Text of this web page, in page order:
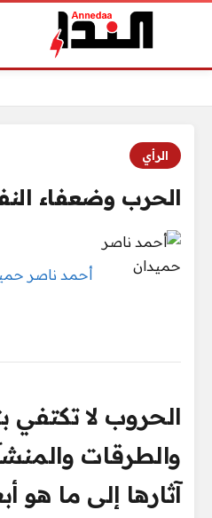
الرأي
الحرب وضعفاء
أحمد ناصر
الحروب لا تكتفي
والطرقات
آثارها إلى ما هو